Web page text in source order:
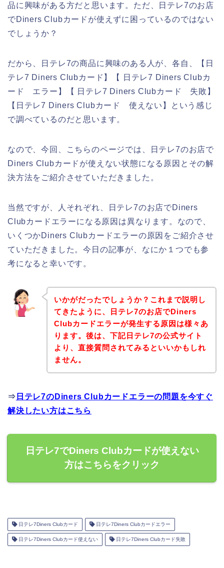
品に興味がある方だと思います。ただ、日テレ7のお店
でDiners Clubカードが使えずに困っているのではない
でしょうか？
だから、日テレ7の商品に興味のある人が、各自、【日
テレ7 Diners Clubカード】【 日テレ7 Diners Clubカ
ード エラー】【 日テレ7 Diners Clubカード 失敗】
【日テレ7 Diners Clubカード 使えない】という感じ
で調べているのだと思います。
なので、今回、こちらのページでは、日テレ7のお店で
Diners Clubカードが使えない状態になる原因とその解
決方法をご紹介させていただきました。
当然ですが、人それぞれ、日テレ7のお店でDiners
Clubカードエラーになる原因は異なります。なので、
いくつかDiners Clubカードエラーの原因をご紹介させ
ていただきました。今日の記事が、なにか１つでも参
考になると幸いです。
いかがだったでしょうか？これまで説明し
てきたように、日テレ7のお店でDiners
Clubカードエラーが発生する原因は様々あ
ります。後は、下記日テレ7の公式サイト
より、直接質問されてみるといいかもしれ
ません。
⇒ 日テレ7のDiners Clubカードエラーの問題を今すぐ
解決したい方はこちら
日テレ7でDiners Clubカードが使えない
方はこちらをクリック
日テレ7Diners Clubカード 日テレ7Diners Clubカードエラー
日テレ7Diners Clubカード使えない 日テレ7Diners Clubカード失敗